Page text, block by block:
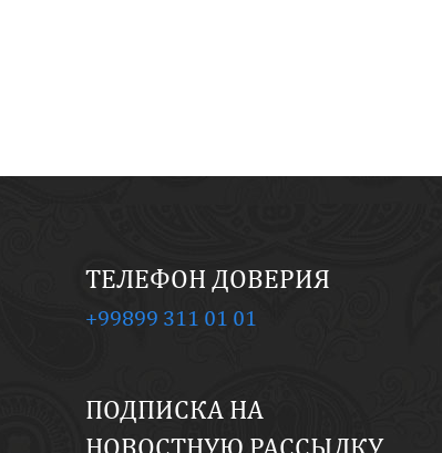
ТЕЛЕФОН ДОВЕРИЯ
+99899 311 01 01
ПОДПИСКА НА
НОВОСТНУЮ РАССЫЛКУ